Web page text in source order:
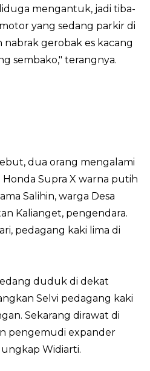
mengantuk, jadi tiba-
yang sedang parkir di
gerobak es kacang
sembako," terangnya.
dua orang mengalami
Supra X warna putih
Salihin, warga Desa
Kalianget, pengendara.
pedagang kaki lima di
duduk di dekat
Selvi pedagang kaki
Sekarang dirawat di
pengemudi expander
Widiarti.